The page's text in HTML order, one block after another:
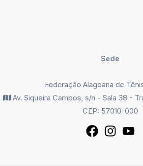
Sede
Federação Alagoana de
Av. Siqueira Campos, s/n - Sala 38 -
CEP: 57010-000